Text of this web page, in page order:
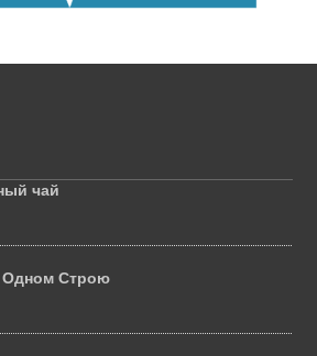
чай
Одном Строю